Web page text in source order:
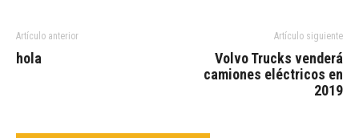
Artículo anterior
hola
Artículo siguiente
Volvo Trucks venderá
camiones eléctricos en
2019